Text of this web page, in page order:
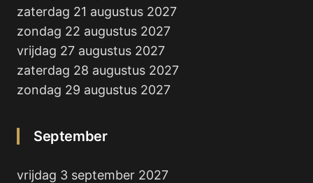
zaterdag 21 augustus 2027
zondag 22 augustus 2027
vrijdag 27 augustus 2027
zaterdag 28 augustus 2027
zondag 29 augustus 2027
September
vrijdag 3 september 2027